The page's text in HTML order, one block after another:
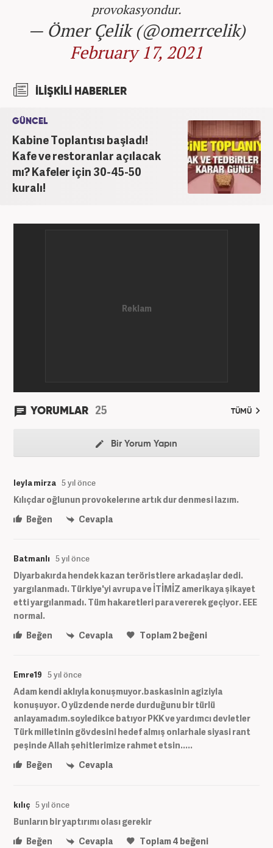
provokasyondur.
— Ömer Çelik (@omerrcelik)
February 17, 2021
İLİŞKİLİ HABERLER
GÜNCEL
Kabine Toplantısı başladı!
Kafe ve restoranlar açılacak
mı? Kafeler için 30-45-50
kuralı!
YORUMLAR 25 TÜMÜ
Bir Yorum Yapın
leyla mirza 5 yıl önce
Kılıçdar oğlunun provokelerıne artık dur denmesi lazım.
Beğen
Cevapla
Batmanlı 5 yıl önce
Diyarbakırda hendek kazan teröristlere arkadaşlar dedi.
yargılanmadı. Türkiye'yi avrupa ve İTİMİZ amerikaya şikayet
etti yargılanmadı. Tüm hakaretleri para vererek geçiyor. EEE
normal.
Beğen
Cevapla Toplam2beğeni
Emre19 5 yıl önce
Adam kendi aklıyla konuşmuyor.baskasinin agiziyla
konuşuyor. O yüzdende nerde durduğunu bir türlü
anlayamadım.soyledikce batıyor PKK ve yardımcı devletler
Türk milletinin gövdesini hedef almış onlarhale siyasi rant
peşinde Allah şehitlerimize rahmet etsin.....
Beğen
Cevapla
kılıç 5 yıl önce
Bunların bir yaptırımı olası gerekir
Beğen
Cevapla Toplam4 beğeni